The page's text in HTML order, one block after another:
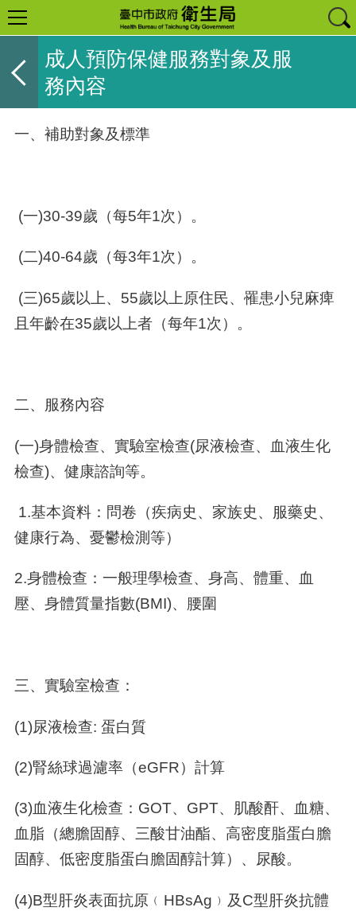
成人預防保健服務對象及服
務內容
一、補助對象及標準
(一)30-39歲（每5年1次）。
(二)40-64歲（每3年1次）。
(三)65歲以上、55歲以上原住民、罹患小兒麻痺
且年齡在35歲以上者（每年1次）。
二、服務內容
(一)身體檢查、實驗室檢查(尿液檢查、血液生化
檢查)、健康諮詢等。
1.基本資料：問卷（疾病史、家族史、服藥史、
健康行為、憂鬱檢測等）
2.身體檢查：一般理學檢查、身高、體重、血
壓、身體質量指數(BMI)、腰圍
三、實驗室檢查：
(1)尿液檢查: 蛋白質
(2)腎絲球過濾率（eGFR）計算
(3)血液生化檢查：GOT、GPT、肌酸酐、血糖、
血脂（總膽固醇、三酸甘油酯、高密度脂蛋白膽
固醇、低密度脂蛋白膽固醇計算）、尿酸。
(4)B型肝炎表面抗原﹙HBsAg﹚及C型肝炎抗體